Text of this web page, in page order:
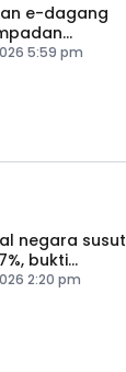
e-dagang
pastikan
5:59 pm
negara susut
bukti
masih
2:20 pm